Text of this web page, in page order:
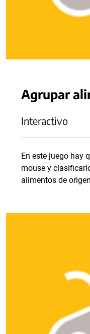
Agrupar
Interactivo
En este juego hay
mouse y
alimentos de